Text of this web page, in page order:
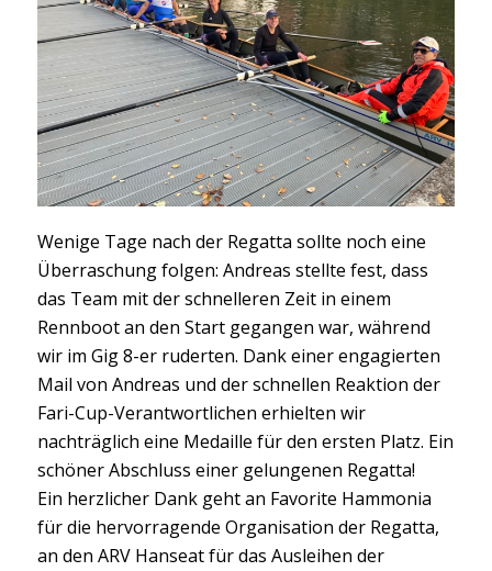
Wenige Tage nach der Regatta sollte noch eine
Überraschung folgen: Andreas stellte fest, dass
das Team mit der schnelleren Zeit in einem
Rennboot an den Start gegangen war, während
wir im Gig 8-er ruderten. Dank einer engagierten
Mail von Andreas und der schnellen Reaktion der
Fari-Cup-Verantwortlichen erhielten wir
nachträglich eine Medaille für den ersten Platz. Ein
schöner Abschluss einer gelungenen Regatta!
Ein herzlicher Dank geht an Favorite Hammonia
für die hervorragende Organisation der Regatta,
an den ARV Hanseat für das Ausleihen der